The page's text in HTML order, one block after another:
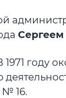
году
16.